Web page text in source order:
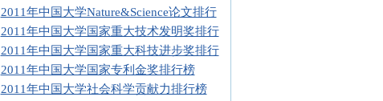
2011年中国大学Nature&Science论文排行
2011年中国大学国家重大技术发明奖排行
2011年中国大学国家重大科技进步奖排行
2011年中国大学国家专利金奖排行榜
2011年中国大学社会科学贡献力排行榜